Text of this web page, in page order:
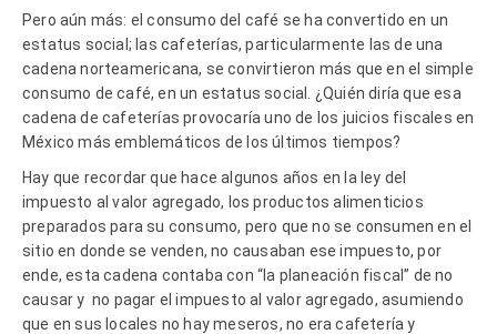
Pero aún más: el consumo del café se ha convertido en un
estatus social; las cafeterías, particularmente las de una
cadena norteamericana, se convirtieron más que en el simple
consumo de café, en un estatus social. ¿Quién diría que esa
cadena de cafeterías provocaría uno de los juicios fiscales en
México más emblemáticos de los últimos tiempos?
Hay que recordar que hace algunos años en la ley del
impuesto al valor agregado, los productos alimenticios
preparados para su consumo, pero que no se consumen en el
sitio en donde se venden, no causaban ese impuesto, por
ende, esta cadena contaba con “la planeación fiscal” de no
causar y no pagar el impuesto al valor agregado, asumiendo
que en sus locales no hay meseros, no era cafetería y